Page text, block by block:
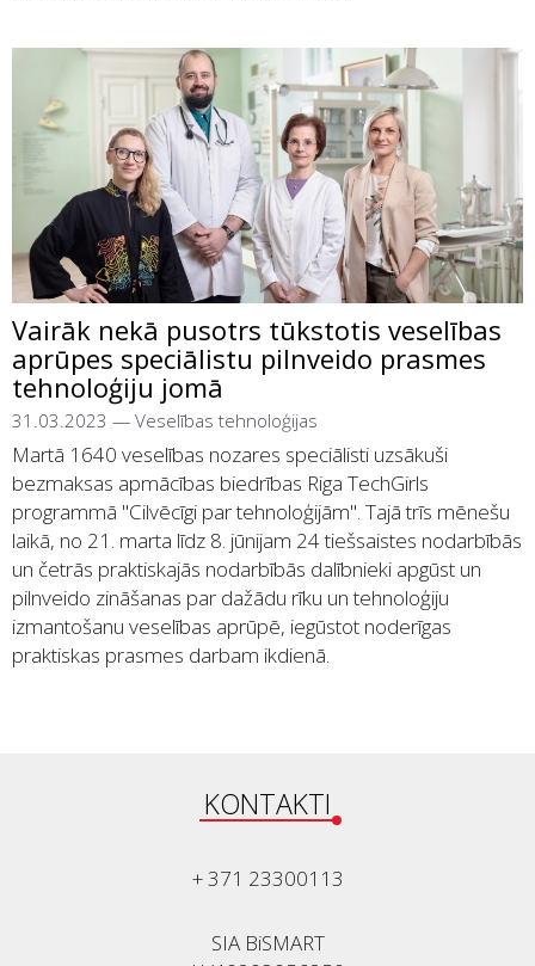
Vairāk nekā pusotrs tūkstotis veselības
aprūpes speciālistu pilnveido prasmes
tehnoloģiju jomā
31.03.2023 — Veselības tehnoloģijas
Martā 1640 veselības nozares speciālisti uzsākuši
bezmaksas apmācības biedrības Riga TechGirls
programmā "Cilvēcīgi par tehnoloģijām". Tajā trīs mēnešu
laikā, no 21. marta līdz 8. jūnijam 24 tiešsaistes nodarbībās
un četrās praktiskajās nodarbībās dalībnieki apgūst un
pilnveido zināšanas par dažādu rīku un tehnoloģiju
izmantošanu veselības aprūpē, iegūstot noderīgas
praktiskas prasmes darbam ikdienā.
KONTAKTI
+ 371 23300113
SIA BiSMART